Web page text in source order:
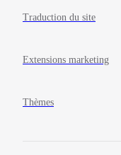
Traduction du site
Extensions marketing
Thèmes